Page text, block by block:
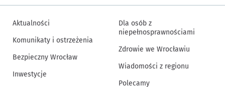
Aktualności
Komunikaty i ostrzeżenia
Bezpieczny Wrocław
Inwestycje
Dla osób z
niepełnosprawnościami
Zdrowie we Wrocławiu
Wiadomości z regionu
Polecamy